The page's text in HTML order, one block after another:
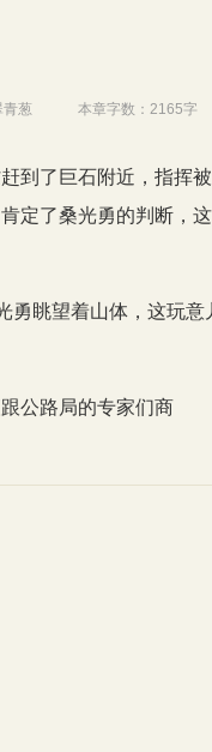
青葱 本章字数： 2165字
到了巨石附近，指挥
定了桑光勇的判断，
勇眺望着山体，这玩
公路局的专家们商